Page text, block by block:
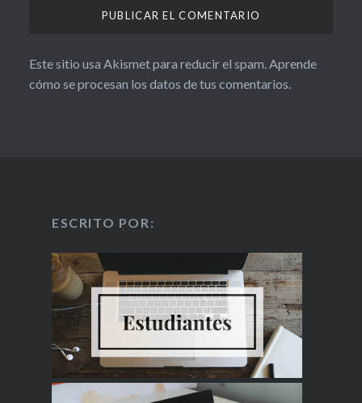
Este sitio usa Akismet para reducir el spam. Aprende
cómo se procesan los datos de tus comentarios.
ESCRITO POR: